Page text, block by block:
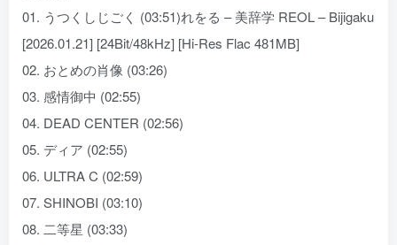
01. うつくしじごく (03:51)れをる – 美辞学 REOL – Bijigaku
[2026.01.21] [24Bit/48kHz] [Hi-Res Flac 481MB]
02. おとめの肖像 (03:26)
03. 感情御中 (02:55)
04. DEAD CENTER (02:56)
05. ディア (02:55)
06. ULTRA C (02:59)
07. SHINOBI (03:10)
08. 二等星 (03:33)